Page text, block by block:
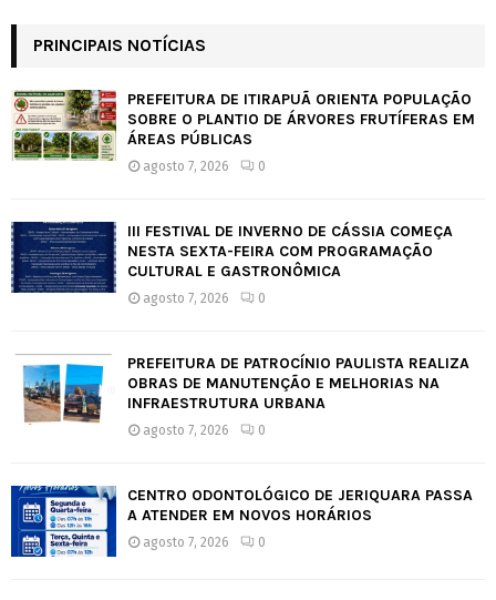
PRINCIPAIS NOTÍCIAS
PREFEITURA DE ITIRAPUÃ ORIENTA POPULAÇÃO
SOBRE O PLANTIO DE ÁRVORES FRUTÍFERAS EM
ÁREAS PÚBLICAS
agosto 7, 2026 0
III FESTIVAL DE INVERNO DE CÁSSIA COMEÇA
NESTA SEXTA-FEIRA COM PROGRAMAÇÃO
CULTURAL E GASTRONÔMICA
agosto 7, 2026 0
PREFEITURA DE PATROCÍNIO PAULISTA REALIZA
OBRAS DE MANUTENÇÃO E MELHORIAS NA
INFRAESTRUTURA URBANA
agosto 7, 2026 0
CENTRO ODONTOLÓGICO DE JERIQUARA PASSA
A ATENDER EM NOVOS HORÁRIOS
agosto 7, 2026 0